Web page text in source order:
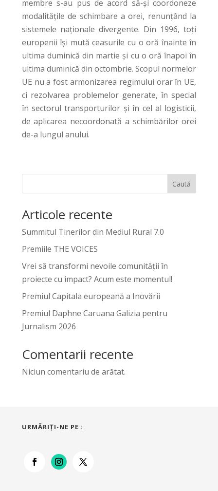
membre s-au pus de acord să-și coordoneze
modalitățile de schimbare a orei, renunțând la
sistemele naționale divergente. Din 1996, toți
europenii își mută ceasurile cu o oră înainte în
ultima duminică din martie și cu o oră înapoi în
ultima duminică din octombrie. Scopul normelor
UE nu a fost armonizarea regimului orar în UE,
ci rezolvarea problemelor generate, în special
în sectorul transporturilor și în cel al logisticii,
de aplicarea necoordonată a schimbărilor orei
de-a lungul anului.
Caută
Articole recente
Summitul Tinerilor din Mediul Rural 7.0
Premiile THE VOICES
Vrei să transformi nevoile comunității în
proiecte cu impact? Acum este momentul!
Premiul Capitala europeană a Inovării
Premiul Daphne Caruana Galizia pentru
Jurnalism 2026
Comentarii recente
Niciun comentariu de arătat.
URMĂRIŢI-NE PE :